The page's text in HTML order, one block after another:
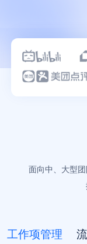
面向中、大型
工作项管理